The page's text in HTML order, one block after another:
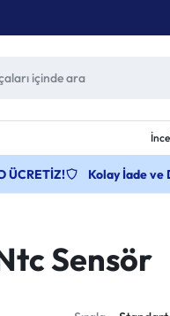
ÜCRETİZ! Kolay İade ve
Sensör